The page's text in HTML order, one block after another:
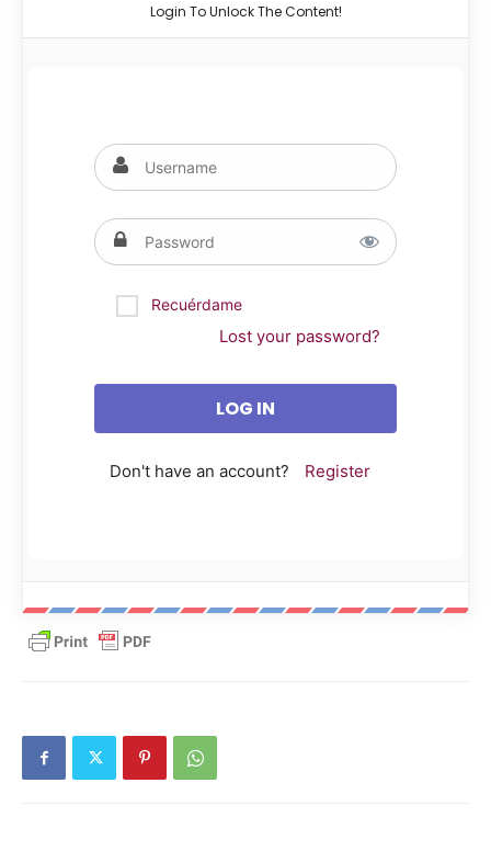
Login To Unlock The Content!
Recuérdame
Lost your password?
Don't have an account? Register